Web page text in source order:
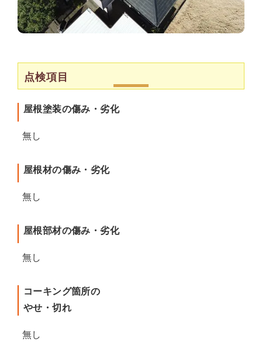
点検項目
屋根塗装の傷み・劣化
無し
屋根材の傷み・劣化
無し
屋根部材の傷み・劣化
無し
コーキング箇所の
やせ・切れ
無し